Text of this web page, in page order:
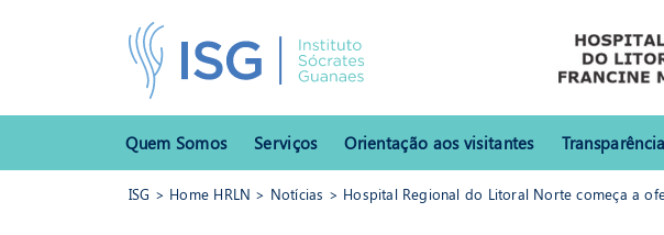
Quem Somos Serviços Orientação aos visitantes Transparência
ISG> Home HRLN > Notícias> Hospital Regional do Litoral Norte começa a ofertar
ISG > Home HRLN > Notícias > Hospital Regional do Litoral Norte começa a